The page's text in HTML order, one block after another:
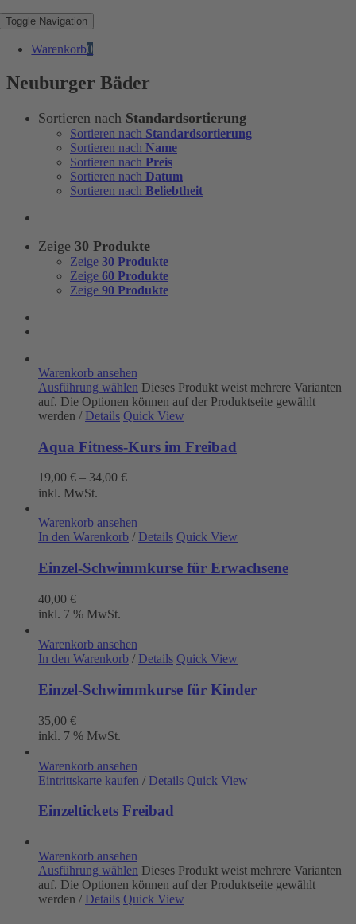
Toggle Navigation
Warenkorb0
Neuburger Bäder
Sortieren nach Standardsortierung
Sortieren nach Standardsortierung
Sortieren nach Name
Sortieren nach Preis
Sortieren nach Datum
Sortieren nach Beliebtheit
Zeige 30 Produkte
Zeige 30 Produkte
Zeige 60 Produkte
Zeige 90 Produkte
Warenkorb ansehen
Ausführung wählen Dieses Produkt weist mehrere Varianten
auf. Die Optionen können auf der Produktseite gewählt
werden / Details Quick View
Aqua Fitness-Kurs im Freibad
19,00 € – 34,00 €
inkl. MwSt.
Warenkorb ansehen
In den Warenkorb / Details Quick View
Einzel-Schwimmkurse für Erwachsene
40,00 €
inkl. 7 % MwSt.
Warenkorb ansehen
In den Warenkorb / Details Quick View
Einzel-Schwimmkurse für Kinder
35,00 €
inkl. 7 % MwSt.
Warenkorb ansehen
Eintrittskarte kaufen / Details Quick View
Einzeltickets Freibad
Warenkorb ansehen
Ausführung wählen Dieses Produkt weist mehrere Varianten
auf. Die Optionen können auf der Produktseite gewählt
werden / Details Quick View